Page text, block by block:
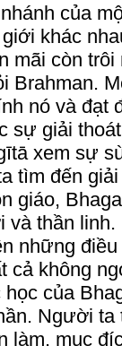
của
khác
mãi còn
Brahman.
nó và đạt
sự giải
xem sự
tìm đến
giáo,
thần
những
không
của
Người
làm, mục